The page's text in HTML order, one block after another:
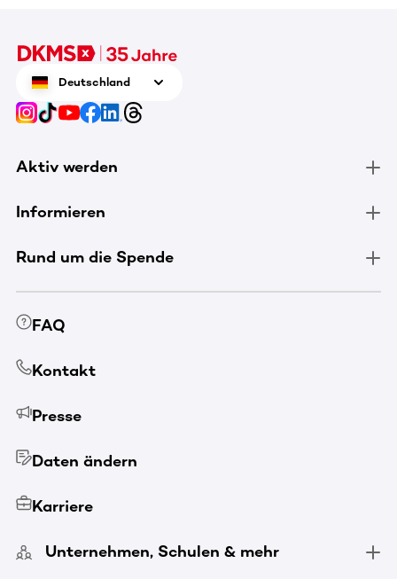
Deutschland
Aktiv werden
Informieren
Rund um die Spende
FAQ
Kontakt
Presse
Daten ändern
Karriere
Unternehmen, Schulen & mehr